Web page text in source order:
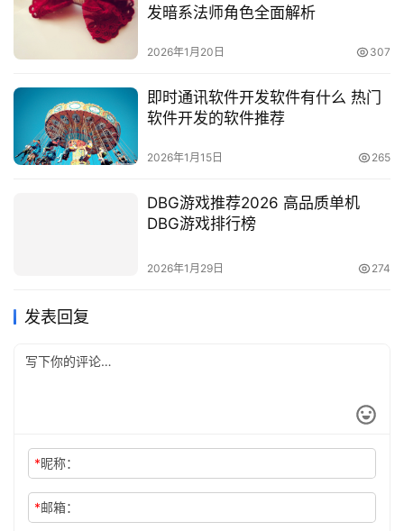
发暗系法师角色全面解析
2026年1月20日 307
即时通讯软件开发软件有什么 热门
软件开发的软件推荐
2026年1月15日 265
DBG游戏推荐2026 高品质单机
DBG游戏排行榜
2026年1月29日 274
发表回复
*昵称：
*邮箱：